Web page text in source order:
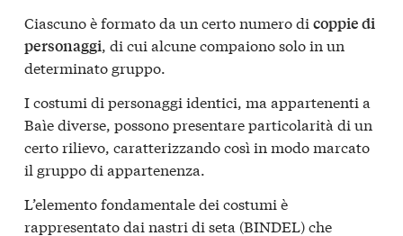
Ciascuno è formato da un certo numero di coppie di
personaggi, di cui alcune compaiono solo in un
determinato gruppo.
I costumi di personaggi identici, ma appartenenti a
Baìe diverse, possono presentare particolarità di un
certo rilievo, caratterizzando così in modo marcato
il gruppo di appartenenza.
L’elemento fondamentale dei costumi è
rappresentato dai nastri di seta (BINDEL) che